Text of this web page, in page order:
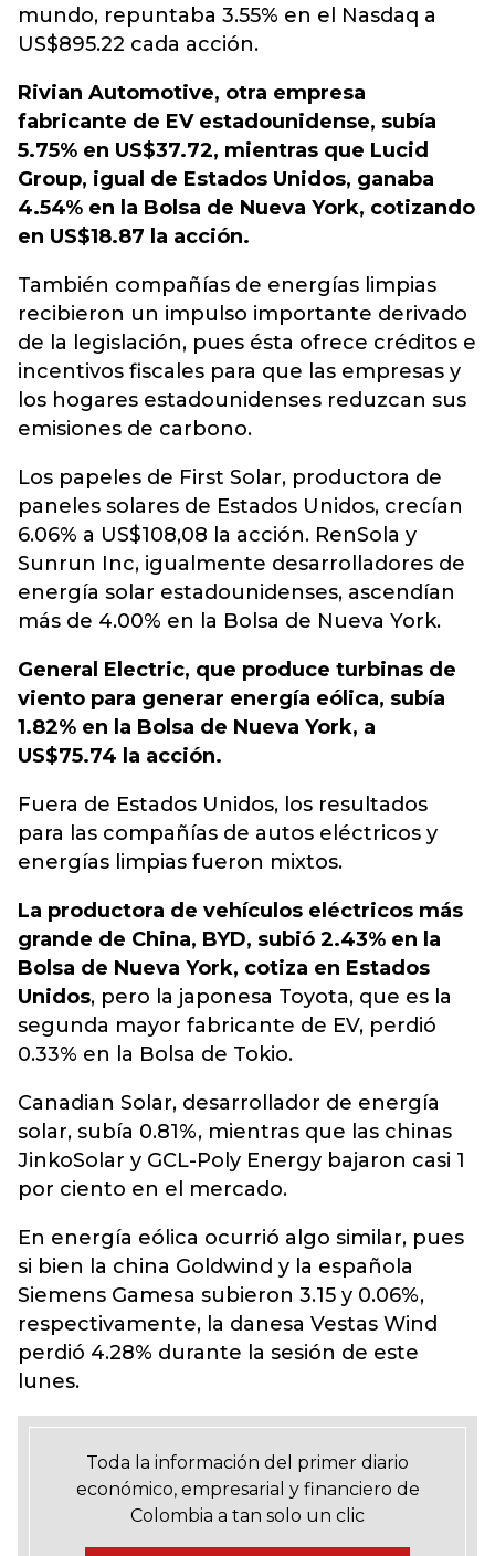
mundo, repuntaba 3.55% en el Nasdaq a
US$895.22 cada acción.
Rivian Automotive, otra empresa
fabricante de EV estadounidense, subía
5.75% en US$37.72, mientras que Lucid
Group, igual de Estados Unidos, ganaba
4.54% en la Bolsa de Nueva York, cotizando
en US$18.87 la acción.
También compañías de energías limpias
recibieron un impulso importante derivado
de la legislación, pues ésta ofrece créditos e
incentivos fiscales para que las empresas y
los hogares estadounidenses reduzcan sus
emisiones de carbono.
Los papeles de First Solar, productora de
paneles solares de Estados Unidos, crecían
6.06% a US$108,08 la acción. RenSola y
Sunrun Inc, igualmente desarrolladores de
energía solar estadounidenses, ascendían
más de 4.00% en la Bolsa de Nueva York.
General Electric, que produce turbinas de
viento para generar energía eólica, subía
1.82% en la Bolsa de Nueva York, a
US$75.74 la acción.
Fuera de Estados Unidos, los resultados
para las compañías de autos eléctricos y
energías limpias fueron mixtos.
La productora de vehículos eléctricos más
grande de China, BYD, subió 2.43% en la
Bolsa de Nueva York, cotiza en Estados
Unidos, pero la japonesa Toyota, que es la
segunda mayor fabricante de EV, perdió
0.33% en la Bolsa de Tokio.
Canadian Solar, desarrollador de energía
solar, subía 0.81%, mientras que las chinas
JinkoSolar y GCL-Poly Energy bajaron casi 1
por ciento en el mercado.
En energía eólica ocurrió algo similar, pues
si bien la china Goldwind y la española
Siemens Gamesa subieron 3.15 y 0.06%,
respectivamente, la danesa Vestas Wind
perdió 4.28% durante la sesión de este
lunes.
Toda la información del primer diario
económico, empresarial y financiero de
Colombia a tan solo un clic